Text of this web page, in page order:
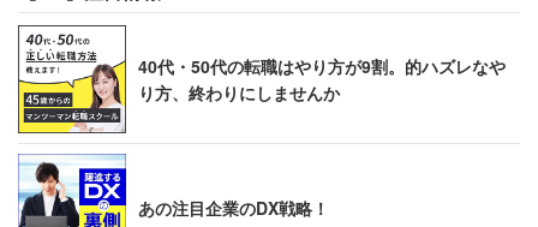
といった声が殺到した。
「育休は『優雅』ではなくて当然の権利」と
いう声も
40代・50代の転職はやり方が9割。的ハズレなや
り方、終わりにしませんか
あの注目企業のDX戦略！